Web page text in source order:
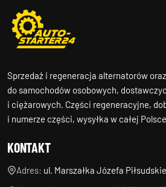
Sprzedaż i regeneracja alternatorów
do samochodów osobowych,
i ciężarowych. Części regeneracyjne,
i numerze części, wysyłka w całej
KONTAKT
Adres: ul. Marszałka Józefa